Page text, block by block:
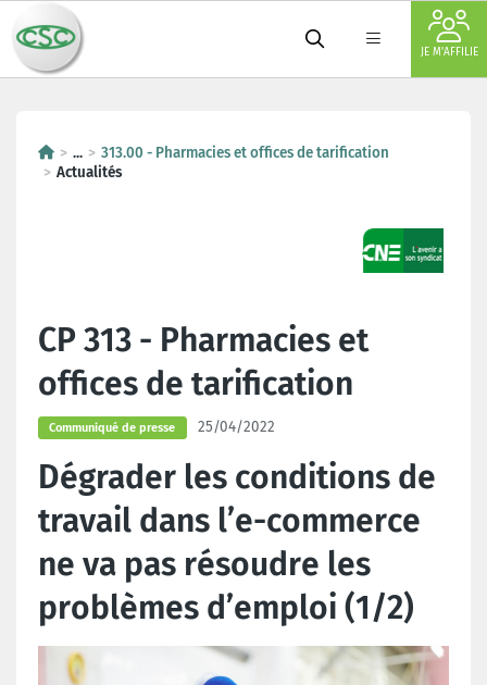
JE M'AFFILIE
...
313.00 - Pharmacies et offices de tarification
Actualités
CP 313 - Pharmacies et
offices de tarification
Communiqué de presse 25/04/2022
Dégrader les conditions de
travail dans l’e-commerce
ne va pas résoudre les
problèmes d’emploi (1/2)